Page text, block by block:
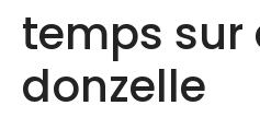
temps sur
donzelle